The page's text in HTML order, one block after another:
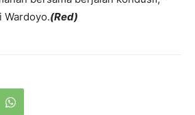
Wardoyo.(Red)